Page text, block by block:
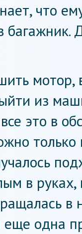
что
багажник.
мотор,
из
это в
в руках,
в
еще одна